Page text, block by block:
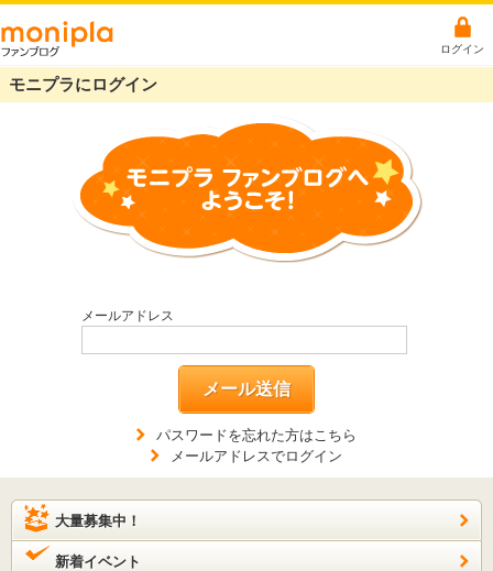
ログイン
モニプラにログイン
メールアドレス
メール送信
パスワードを忘れた方はこちら
メールアドレスでログイン
大量募集中！
新着イベント